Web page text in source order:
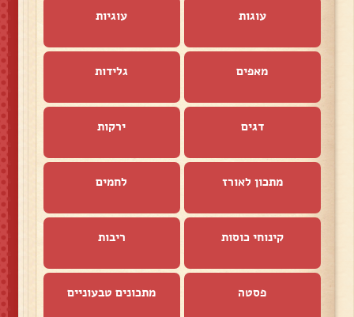
עוגות עוגיות
מאפים גלידות
דגים ירקות
מתכון לאורז לחמים
קינוחי כוסות ריבות
פסטה מתכונים טבעוניים